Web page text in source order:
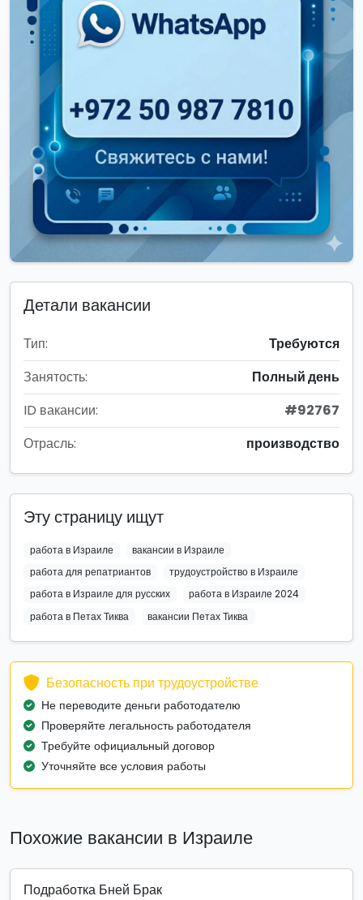
Детали вакансии
Тип:
Требуются
Занятость:
Полный день
ID вакансии:
#92767
Отрасль:
производство
Эту страницу ищут
работа в Израиле
вакансии в Израиле
работа для репатриантов
трудоустройство в Израиле
работа в Израиле для русских
работа в Израиле 2024
работа в Петах Тиква
вакансии Петах Тиква
Безопасность при трудоустройстве
Не переводите деньги работодателю
Проверяйте легальность работодателя
Требуйте официальный договор
Уточняйте все условия работы
Похожие вакансии в Израиле
Подработка Бней Брак